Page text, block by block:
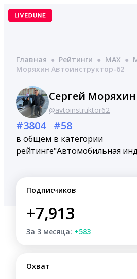
Перейти
Главная ● Рейтинги ● MAX ●
Моряхин Автоинструктор-62
@avtoinstruktor62
#3804
в общем
рейтинге
#58
в категории
"Автомобильная
Подписчиков
+7,913
За 3 месяца: +583
Охват